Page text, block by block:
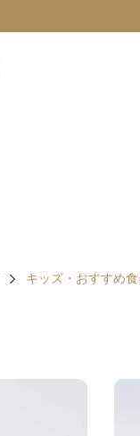
キッズ・おすすめ食